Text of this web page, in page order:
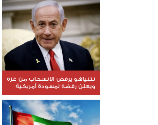
نتنياهو يرفض الانسحاب من غزة
ويعلن رفضه لمسودة أمريكية